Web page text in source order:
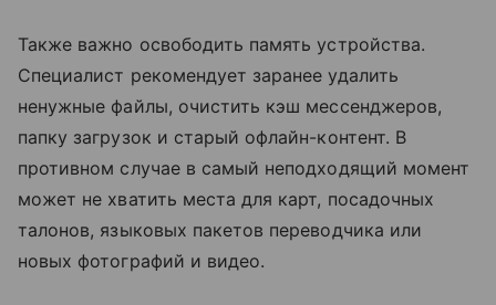
Также важно освободить память устройства.
Специалист рекомендует заранее удалить
ненужные файлы, очистить кэш мессенджеров,
папку загрузок и старый офлайн-контент. В
противном случае в самый неподходящий момент
может не хватить места для карт, посадочных
талонов, языковых пакетов переводчика или
новых фотографий и видео.